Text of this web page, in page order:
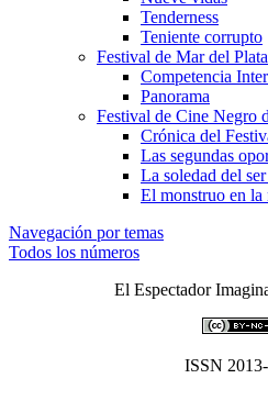
Tenderness
Teniente corrupto
Festival de Mar del Plata
Competencia
Panorama
Festival de Cine Negro
Crónica del
Las segundas
La soledad del
El monstruo en la
Navegación por temas
Todos los números
El Espectador
ISSN